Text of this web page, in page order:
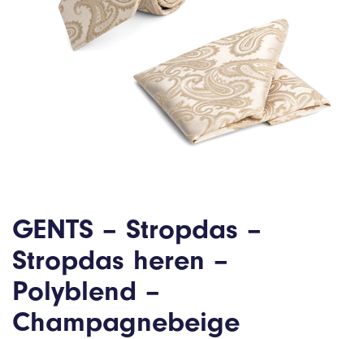
GENTS – Stropdas –
Stropdas heren –
Polyblend –
Champagnebeige